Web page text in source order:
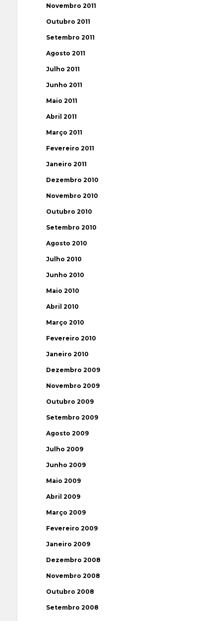
Novembro 2011
Outubro 2011
Setembro 2011
Agosto 2011
Julho 2011
Junho 2011
Maio 2011
Abril 2011
Março 2011
Fevereiro 2011
Janeiro 2011
Dezembro 2010
Novembro 2010
Outubro 2010
Setembro 2010
Agosto 2010
Julho 2010
Junho 2010
Maio 2010
Abril 2010
Março 2010
Fevereiro 2010
Janeiro 2010
Dezembro 2009
Novembro 2009
Outubro 2009
Setembro 2009
Agosto 2009
Julho 2009
Junho 2009
Maio 2009
Abril 2009
Março 2009
Fevereiro 2009
Janeiro 2009
Dezembro 2008
Novembro 2008
Outubro 2008
Setembro 2008